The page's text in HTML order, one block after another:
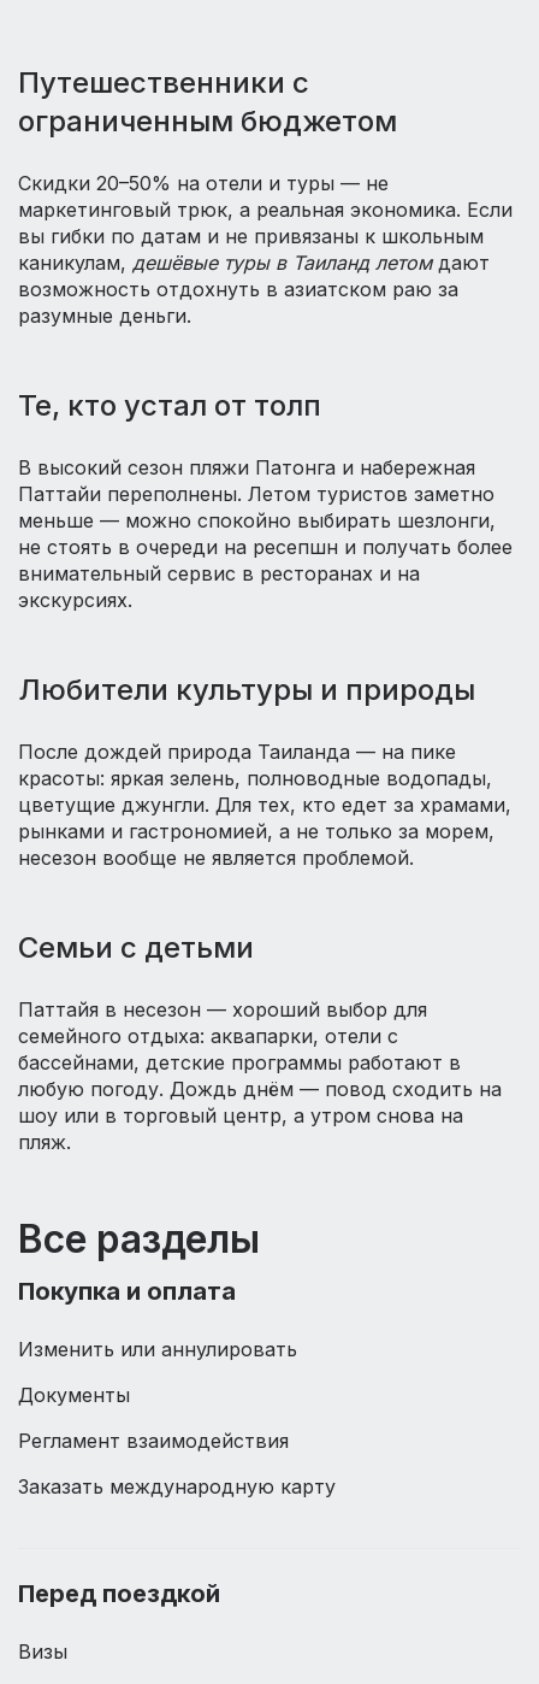
Путешественники с
ограниченным бюджетом
Скидки 20–50% на отели и туры — не
маркетинговый трюк, а реальная экономика. Если
вы гибки по датам и не привязаны к школьным
каникулам, дешёвые туры в Таиланд летомдают
возможность отдохнуть в азиатском раю за
разумные деньги.
Те, кто устал от толп
В высокий сезон пляжи Патонга и набережная
Паттайи переполнены. Летом туристов заметно
меньше — можно спокойно выбирать шезлонги,
не стоять в очереди на ресепшн и получать более
внимательный сервис в ресторанах и на
экскурсиях.
Любители культуры и природы
После дождей природа Таиланда — на пике
красоты: яркая зелень, полноводные водопады,
цветущие джунгли. Для тех, кто едет за храмами,
рынками и гастрономией, а не только за морем,
несезон вообще не является проблемой.
Семьи с детьми
Паттайя в несезон — хороший выбор для
семейного отдыха: аквапарки, отели с
бассейнами, детские программы работают в
любую погоду. Дождь днём — повод сходить на
шоу или в торговый центр, а утром снова на
пляж.
Все разделы
Покупка и оплата
Изменить или аннулировать
Документы
Регламент взаимодействия
Заказать международную карту
Перед поездкой
Визы